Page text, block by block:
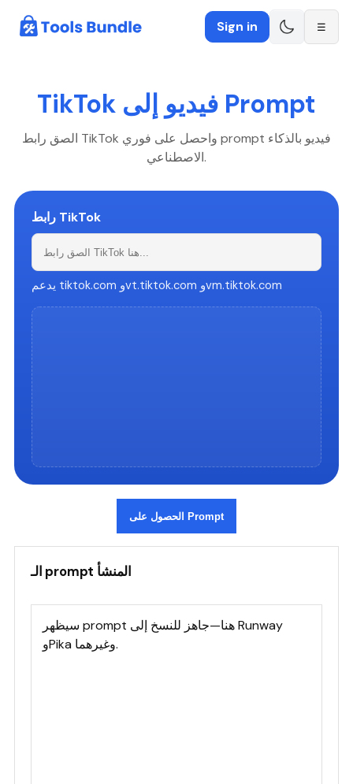
Sign in ☰
TikTok فيديو إلى Prompt
الصق رابط TikTok واحصل على فوري prompt فيديو بالذكاء
الاصطناعي.
رابط TikTok
يدعم tiktok.com وvt.tiktok.com وvm.tiktok.com
الحصول على Prompt
الـ prompt المنشأ
سيظهر prompt هنا—جاهز للنسخ إلى Runway
وPika وغيرهما.